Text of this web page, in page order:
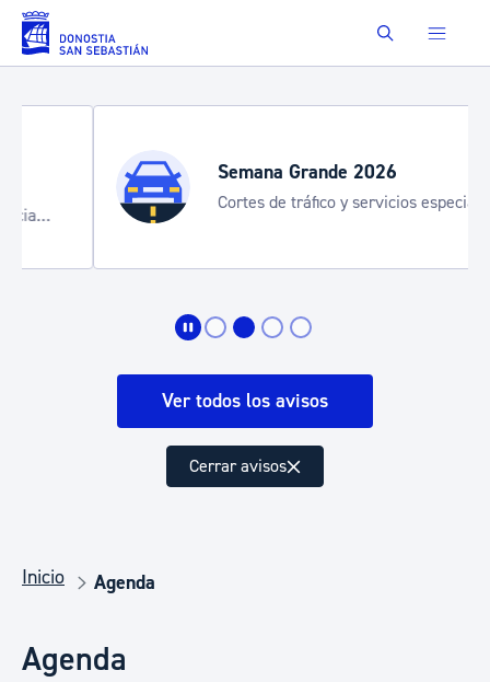
Saltar al contenido principal Buscar
Semana Grande 2026
Cortes de tráfico y servicios especiales
de transporte
Ver todos los avisos
Cerrar avisos
Inicio Agenda
Agenda